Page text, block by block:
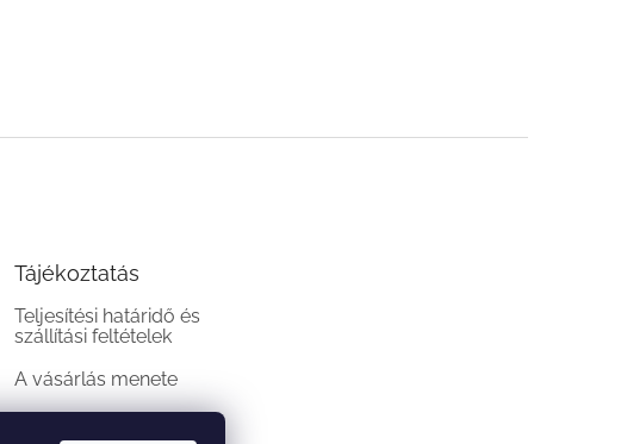
Tájékoztatás
Teljesítési határidő és
szállítási feltételek
A vásárlás menete